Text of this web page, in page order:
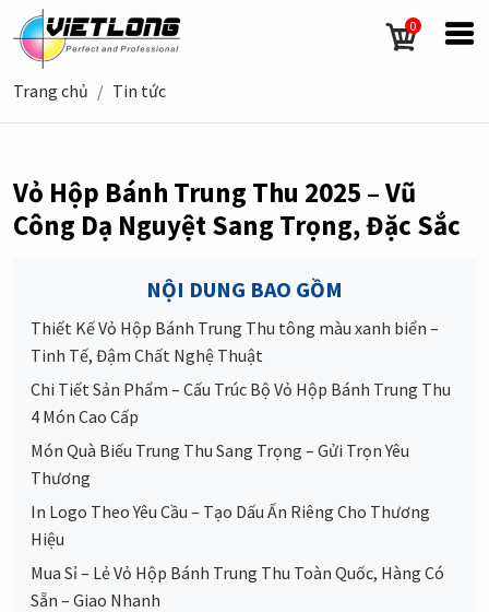
0
Trang chủ Tin tức
Vỏ Hộp Bánh Trung Thu 2025 – Vũ
Công Dạ Nguyệt Sang Trọng, Đặc Sắc
NỘI DUNG BAO GỒM
Thiết Kế Vỏ Hộp Bánh Trung Thu tông màu xanh biển –
Tinh Tế, Đậm Chất Nghệ Thuật
Chi Tiết Sản Phẩm – Cấu Trúc Bộ Vỏ Hộp Bánh Trung Thu
4 Món Cao Cấp
Món Quà Biếu Trung Thu Sang Trọng – Gửi Trọn Yêu
Thương
In Logo Theo Yêu Cầu – Tạo Dấu Ấn Riêng Cho Thương
Hiệu
Mua Sỉ – Lẻ Vỏ Hộp Bánh Trung Thu Toàn Quốc, Hàng Có
Sẵn – Giao Nhanh